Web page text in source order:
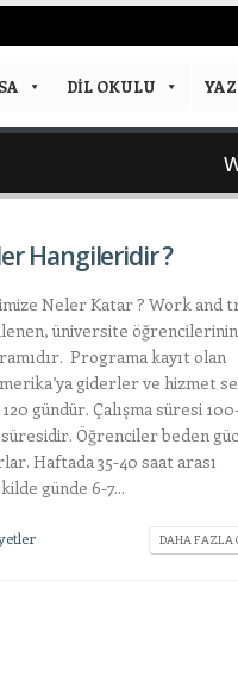
DIL OKULU
Hangileridir ?
Neler Katar ? Work and
üniversite öğrencilerinin
Programa kayıt olan
giderler ve hizmet
gündür. Çalışma süresi
Öğrenciler beden
Haftada 35-40 saat arası
günde 6-7...
DAHA FAZLA